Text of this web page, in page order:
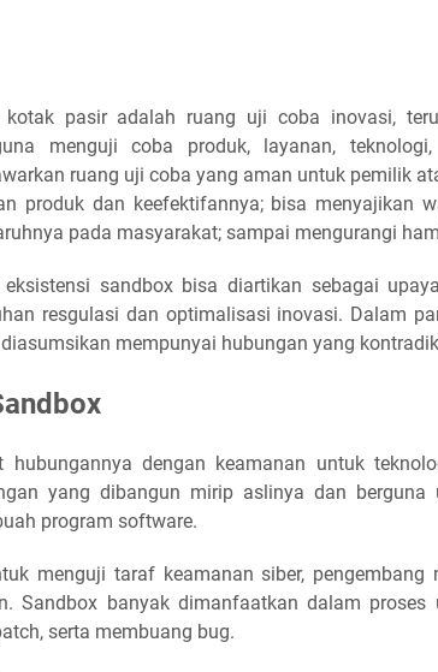
kotak pasir adalah ruang uji coba inovasi,
menguji coba produk, layanan,
ruang uji coba yang aman untuk pemilik
produk dan keefektifannya; bisa menyajikan
pada masyarakat; sampai mengurangi
sandbox bisa diartikan sebagai
resgulasi dan optimalisasi inovasi. Dalam
mempunyai hubungan yang
hubungannya dengan keamanan untuk
yang dibangun mirip aslinya dan berguna
program software.
menguji taraf keamanan siber,
Sandbox banyak dimanfaatkan dalam proses
serta membuang bug.